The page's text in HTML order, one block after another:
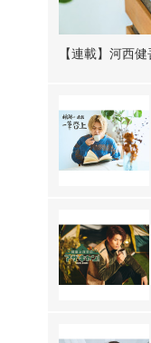
【連載】河西